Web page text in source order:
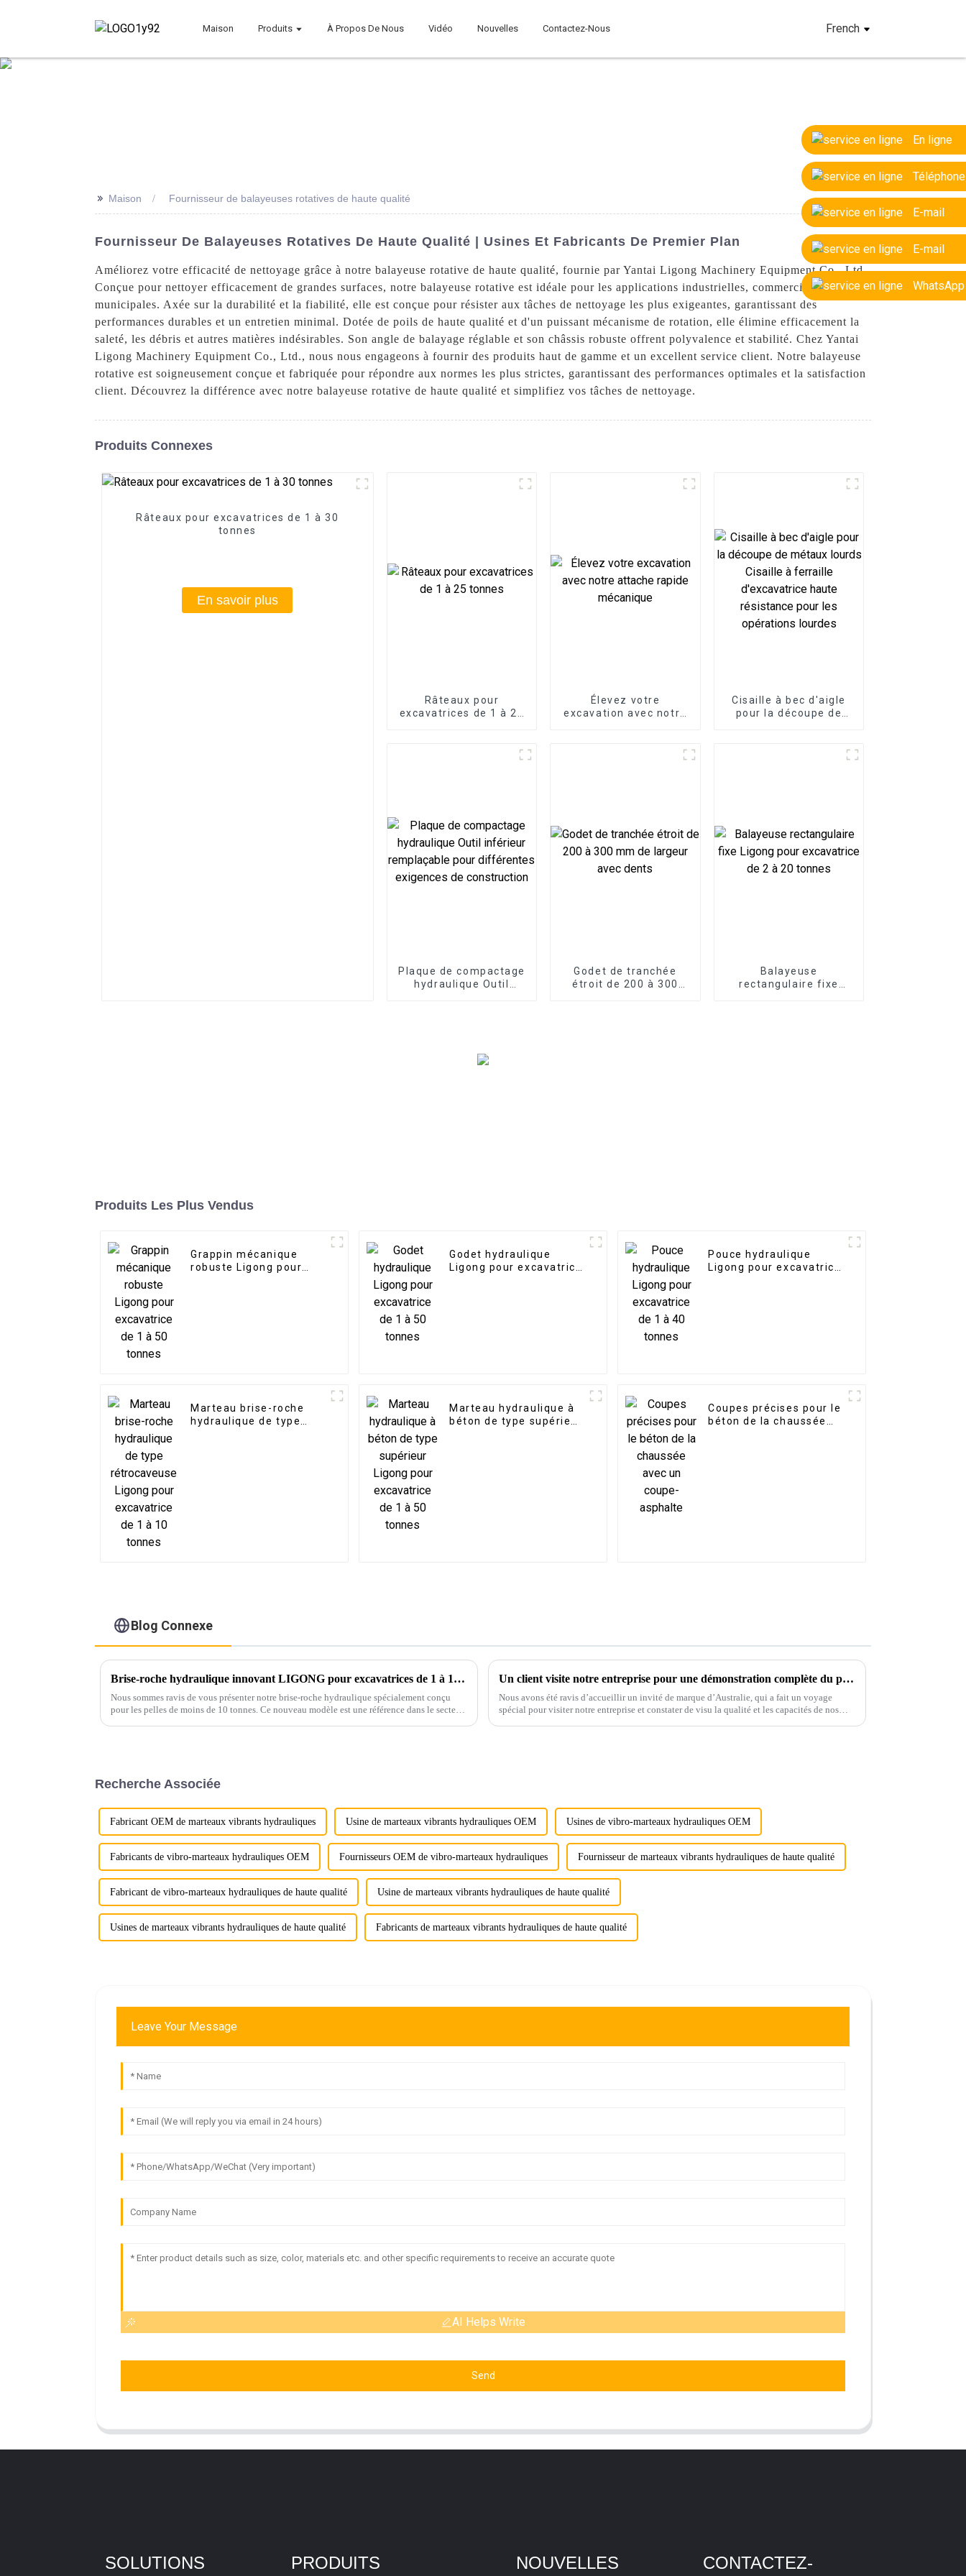
Maison Produits À Propos De Nous Vidéo Nouvelles Contactez-Nous French
En ligne
Téléphone
E-mail
E-mail
WhatsApp
>> Maison Fournisseur de balayeuses rotatives de haute qualité
Fournisseur De Balayeuses Rotatives De Haute Qualité | Usines Et Fabricants De Premier Plan
Améliorez votre efficacité de nettoyage grâce à notre balayeuse rotative de haute qualité, fournie par Yantai Ligong Machinery Equipment Co., Ltd.
Conçue pour nettoyer efficacement de grandes surfaces, notre balayeuse rotative est idéale pour les applications industrielles, commerciales et
municipales. Axée sur la durabilité et la fiabilité, elle est conçue pour résister aux tâches de nettoyage les plus exigeantes, garantissant des
performances durables et un entretien minimal. Dotée de poils de haute qualité et d'un puissant mécanisme de rotation, elle élimine efficacement la
saleté, les débris et autres matières indésirables. Son angle de balayage réglable et son châssis robuste offrent polyvalence et stabilité. Chez Yantai
Ligong Machinery Equipment Co., Ltd., nous nous engageons à fournir des produits haut de gamme et un excellent service client. Notre balayeuse
rotative est soigneusement conçue et fabriquée pour répondre aux normes les plus strictes, garantissant des performances optimales et la satisfaction
client. Découvrez la différence avec notre balayeuse rotative de haute qualité et simplifiez vos tâches de nettoyage.
Produits Connexes
Râteaux pour excavatrices de 1 à 30
tonnes
En savoir plus
Râteaux pour
excavatrices de 1 à 25
Élevez votre
excavation avec notre
Cisaille à bec d'aigle
pour la découpe de
Plaque de compactage
hydraulique Outil
Godet de tranchée
étroit de 200 à 300
Balayeuse
rectangulaire fixe
Produits Les Plus Vendus
Grappin mécanique
robuste Ligong pour
Godet hydraulique
Ligong pour excavatrice
Pouce hydraulique
Ligong pour excavatrice
Marteau brise-roche
hydraulique de type
Marteau hydraulique à
béton de type supérieur
Coupes précises pour le
béton de la chaussée
Blog Connexe
Brise-roche hydraulique innovant LIGONG pour excavatrices de 1 à 10 tonnes : performances inégalées, conception personnalisable et garantie sans souci
Nous sommes ravis de vous présenter notre brise-roche hydraulique spécialement conçu
pour les pelles de moins de 10 tonnes. Ce nouveau modèle est une référence dans le secteur
Un client visite notre entreprise pour une démonstration complète du produit
Nous avons été ravis d’accueillir un invité de marque d’Australie, qui a fait un voyage
spécial pour visiter notre entreprise et constater de visu la qualité et les capacités de nos
Recherche Associée
Fabricant OEM de marteaux vibrants hydrauliques Usine de marteaux vibrants hydrauliques OEM Usines de vibro-marteaux hydrauliques OEM
Fabricants de vibro-marteaux hydrauliques OEM Fournisseurs OEM de vibro-marteaux hydrauliques Fournisseur de marteaux vibrants hydrauliques de haute qualité
Fabricant de vibro-marteaux hydrauliques de haute qualité Usine de marteaux vibrants hydrauliques de haute qualité
Usines de marteaux vibrants hydrauliques de haute qualité Fabricants de marteaux vibrants hydrauliques de haute qualité
Leave Your Message
AI Helps Write
Send
SOLUTIONS PRODUITS NOUVELLES
CONTACTEZ-